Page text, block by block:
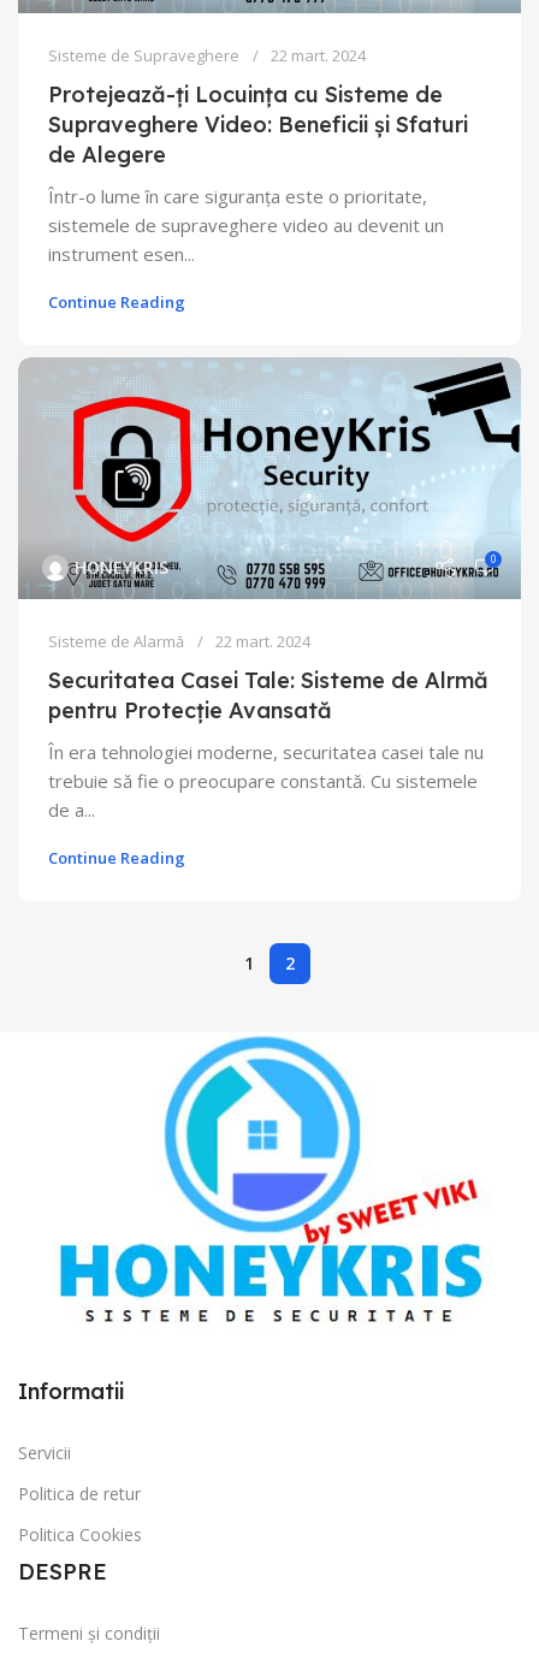
Sisteme de Supraveghere 22 mart. 2024
Protejează-ți Locuința cu Sisteme de
Supraveghere Video: Beneficii și Sfaturi
de Alegere
Într-o lume în care siguranța este o prioritate,
sistemele de supraveghere video au devenit un
instrument esen...
Continue Reading
HONEYKRIS 0
Sisteme de Alarmă 22 mart. 2024
Securitatea Casei Tale: Sisteme de Alrmă
pentru Protecție Avansată
În era tehnologiei moderne, securitatea casei tale nu
trebuie să fie o preocupare constantă. Cu sistemele
de a...
Continue Reading
1 2
Informatii
Servicii
Politica de retur
Politica Cookies
DESPRE
Termeni și condiții